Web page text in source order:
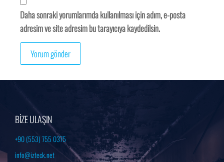
Daha sonraki yorumlarımda kullanılması için adım, e-posta
adresim ve site adresim bu tarayıcıya kaydedilsin.
BİZE ULAŞIN
+90 (553) 755 0375
info@izteck.net